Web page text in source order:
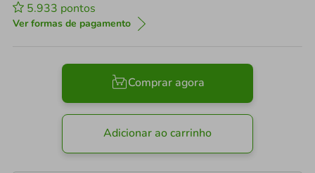
5.933 pontos
Ver formas de pagamento
Comprar agora
Adicionar ao carrinho